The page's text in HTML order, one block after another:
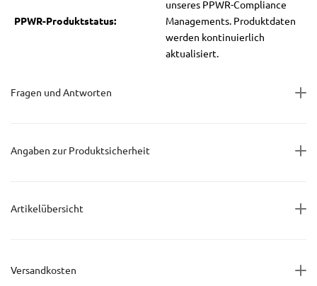
PPWR-Produktstatus:
unseres PPWR-Compliance
Managements. Produktdaten
werden kontinuierlich
aktualisiert.
Fragen und Antworten
Angaben zur Produktsicherheit
Artikelübersicht
Versandkosten